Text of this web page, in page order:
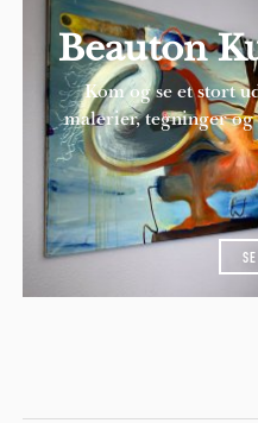
Beauton
Kom og se et stort
malerier, tegninger